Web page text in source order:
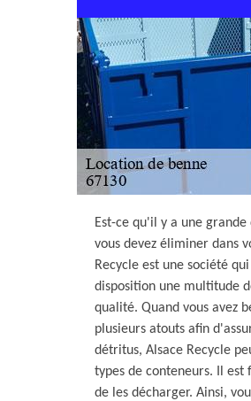
Est-ce qu'il y a une
vous devez éliminer dans
Recycle est une société
disposition une multitude
qualité. Quand vous avez
plusieurs atouts afin
détritus, Alsace Recycle
types de conteneurs. Il
de les décharger. Ainsi,